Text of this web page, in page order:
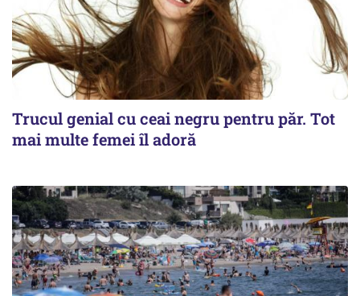
Trucul genial cu ceai negru pentru păr. Tot
mai multe femei îl adoră